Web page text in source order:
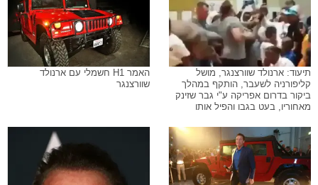
תיעוד: ארנולד שוורצנגר, מושל
קליפורניה לשעבר, הותקף במהלך
ביקור בדרום אפריקה ע"י גבר שזינק
מאחוריו, בעט בגבו והפיל אותו
האמר H1 חשמלי עם ארנולד
שוורצנגר